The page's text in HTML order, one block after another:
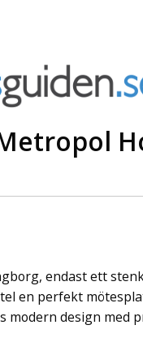
endast ett
en perfekt
design med
in julen
december
lokaler till en
där